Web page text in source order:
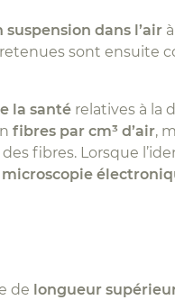
dans l’air
retenues sont ensuite
la santé relatives à la
fibres par cm³ d’air,
fibres. Lorsque
microscopie
de longueur